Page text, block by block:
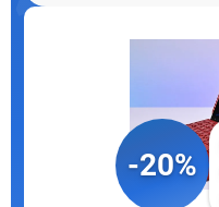
-20%